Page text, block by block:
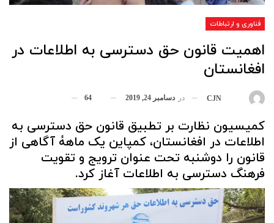
فناوری و ارتباطات
اهمیت قانون حق دسترسی به اطلاعات در
افغانستان
CJN در دسامبر 24, 2019 64
کمیسیون نظارت بر تطبیق قانون حق دسترسی به
اطلاعات در افغانستان، کمپاین یک ماهۀ آگاهی از
قانون را دوشنبه تحت عنوان ترویج و تقویت
فرهنگ دسترسی به اطلاعات آغاز کرد.